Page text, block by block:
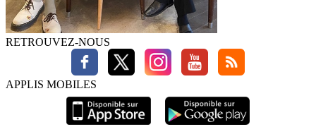
RETROUVEZ-NOUS
APPLIS MOBILES